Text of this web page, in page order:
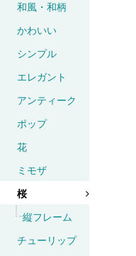
和風・和柄
かわいい
シンプル
エレガント
アンティーク
ポップ
花
ミモザ
桜
縦フレーム
チューリップ